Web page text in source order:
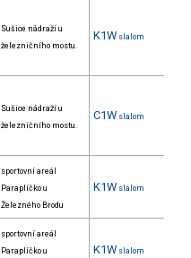
Sušice nádraží u
železničního mostu.
K1W slalom
Sušice nádraží u
železničního mostu.
C1W slalom
sportovní areál
Paraplíčko u
Železného Brodu
K1W slalom
sportovní areál
Paraplíčko u
K1W slalom